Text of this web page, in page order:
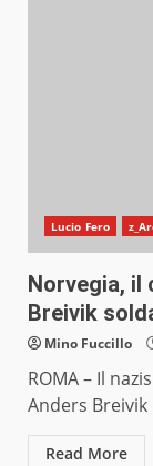
Lucio Fero
Norvegia, il
Breivik
Mino Fuccillo
ROMA – Il
Anders Breivik
Read More